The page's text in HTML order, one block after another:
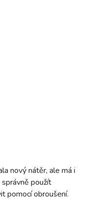
nový nátěr, ale má i
použít
pomocí obroušení.